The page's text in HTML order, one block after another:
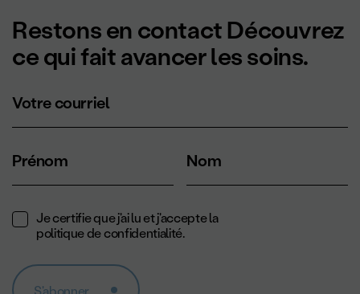
Restons en contact Découvrez
ce qui fait avancer les soins.
Votre courriel
Prénom Nom
Je certifie que j'ai lu et j'accepte la
politique de confidentialité.
S'abonner